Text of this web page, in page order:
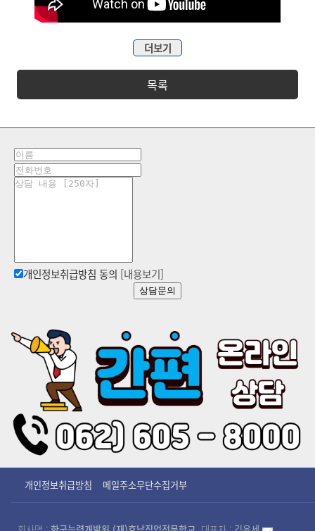
더보기
목록
개인정보취급방침 동의 [내용보기]
상담문의
개인정보취급방침 메일주소무단수집거부